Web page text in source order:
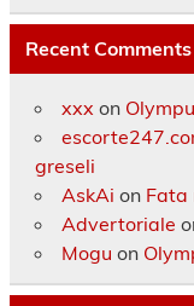
Recent Comments
xxx on
greseli
AskAi on Fata
Advertoriale
Mogu on